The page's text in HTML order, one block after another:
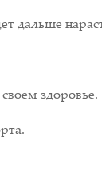
дальше
здоровье.